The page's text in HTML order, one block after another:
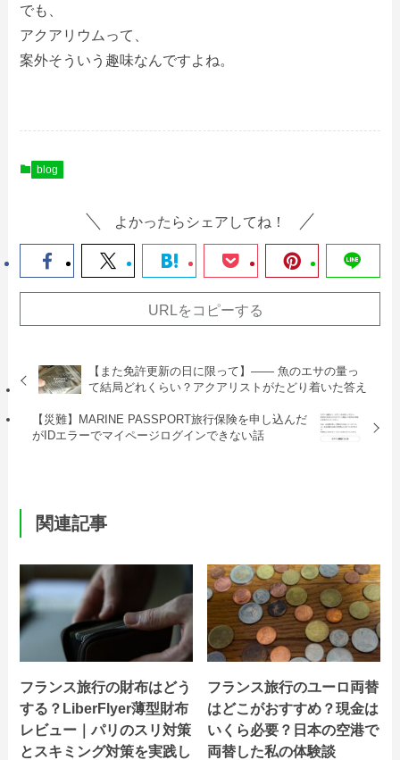
でも、
アクアリウムって、
案外そういう趣味なんですよね。
blog
よかったらシェアしてね！
URLをコピーする
【また免許更新の日に限って】—— 魚のエサの量っ
て結局どれくらい？アクアリストがたどり着いた答え
【災難】MARINE PASSPORT旅行保険を申し込んだ
がIDエラーでマイページログインできない話
関連記事
フランス旅行の財布はどう
する？LiberFlyer薄型財布
レビュー｜パリのスリ対策
とスキミング対策を実践し
フランス旅行のユーロ両替
はどこがおすすめ？現金は
いくら必要？日本の空港で
両替した私の体験談